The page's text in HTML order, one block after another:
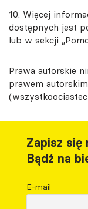
10. Więcej
dostępnych jest
lub w sekcji
Prawa autorskie
prawem
Zapisz się
Bądź na
E-mail